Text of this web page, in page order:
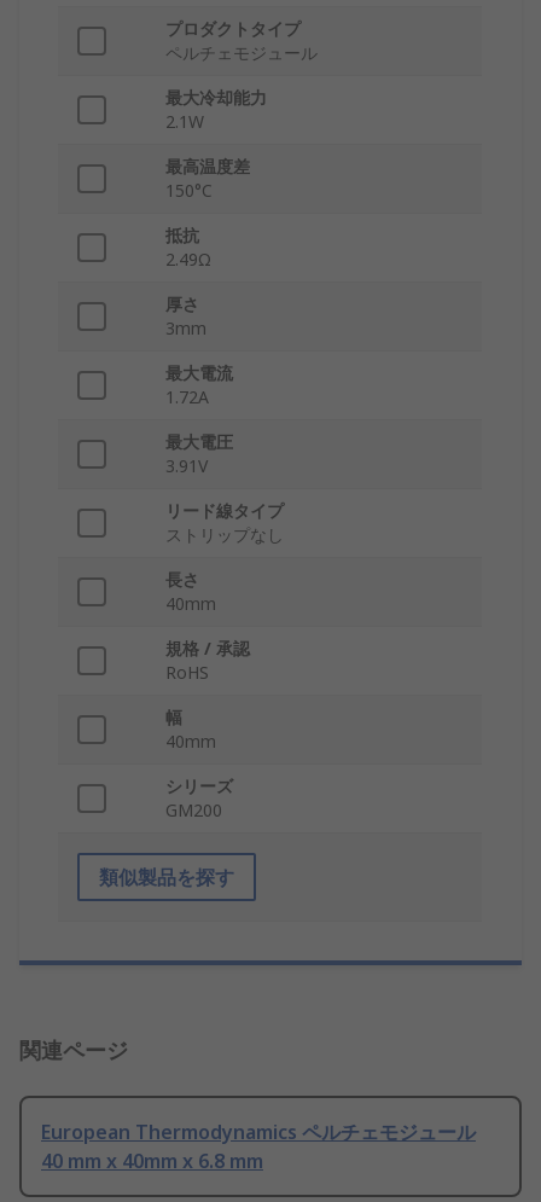
プロダクトタイプ
ペルチェモジュール
最大冷却能力
2.1W
最高温度差
150°C
抵抗
2.49Ω
厚さ
3mm
最大電流
1.72A
最大電圧
3.91V
リード線タイプ
ストリップなし
長さ
40mm
規格 / 承認
RoHS
幅
40mm
シリーズ
GM200
類似製品を探す
関連ページ
European Thermodynamics ペルチェモジュール
40 mm x 40mm x 6.8 mm